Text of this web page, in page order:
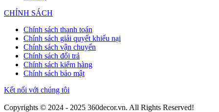
CHÍNH SÁCH
Chính sách thanh toán
Chính sách giải quyết khiếu nại
Chính sách vận chuyển
Chính sách đổi trả
Chính sách kiểm hàng
Chính sách bảo mật
Kết nối với chúng tôi
Copyrights © 2024 - 2025 360decor.vn. All Rights Reserved!